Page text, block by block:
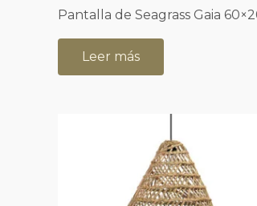
Pantalla de Seagrass Gaia
Leer más